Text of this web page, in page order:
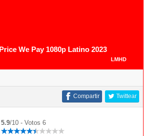
We Pay 1080p Latino 2023
LMHD
Twittear
Compartir
5.9/10 - Votos 6